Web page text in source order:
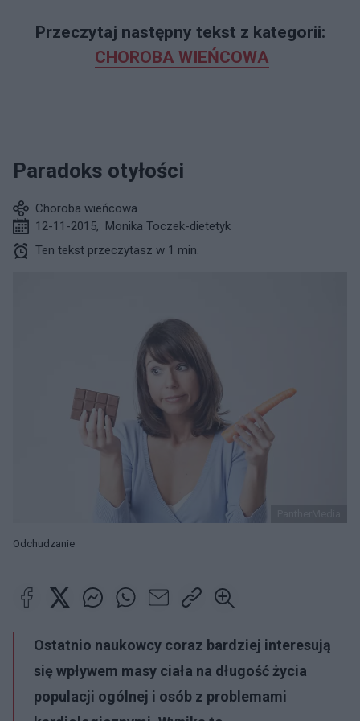
Przeczytaj następny tekst z kategorii:
CHOROBA WIEŃCOWA
Paradoks otyłości
Choroba wieńcowa
12-11-2015, Monika Toczek-dietetyk
Ten tekst przeczytasz w 1 min.
Odchudzanie
Ostatnio naukowcy coraz bardziej interesują
się wpływem masy ciała na długość życia
populacji ogólnej i osób z problemami